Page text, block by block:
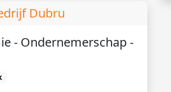
Dubru
- Ondernemerschap -